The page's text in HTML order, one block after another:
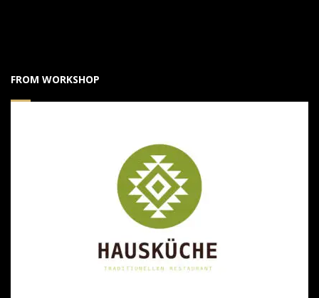
FROM WORKSHOP